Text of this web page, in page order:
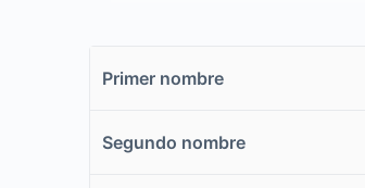
Primer nombre
Segundo nombre